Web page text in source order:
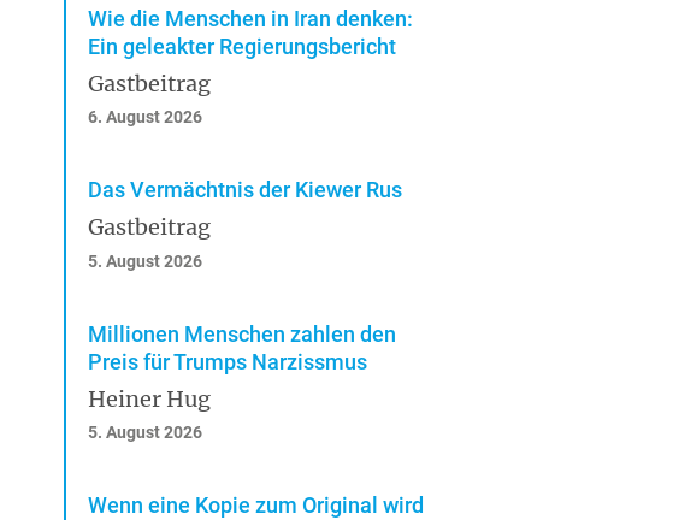
Wie die Menschen in Iran denken:
Ein geleakter Regierungsbericht
Gastbeitrag
6. August 2026
Das Vermächtnis der Kiewer Rus
Gastbeitrag
5. August 2026
Millionen Menschen zahlen den
Preis für Trumps Narzissmus
Heiner Hug
5. August 2026
Wenn eine Kopie zum Original wird